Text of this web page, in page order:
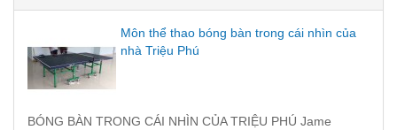
Môn thể thao bóng bàn trong cái nhìn của
nhà Triệu Phú
BÓNG BÀN TRONG CÁI NHÌN CỦA TRIỆU PHÚ Jame